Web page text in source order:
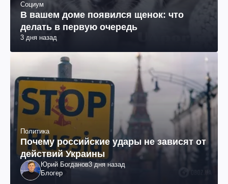
Социум
В вашем доме появился щенок: что
делать в первую очередь
3 дня назад
Политика
Почему российские удары не зависят от
действий Украины
Юрий Богданов3 дня назад
Блогер